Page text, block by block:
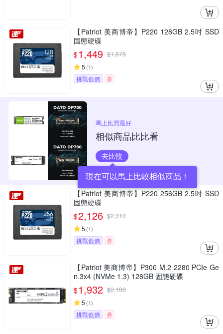
【Patriot 美商博帝】P220 128GB 2.5吋 SSD
固態硬碟
$1,449 $1,575
5 (1)
挑戰低價 券
馬上比買最好
相似商品比比看
去比較
現在可以馬上比較相似商品！
【Patriot 美商博帝】P220 256GB 2.5吋 SSD
固態硬碟
$2,126 $2,310
5 (1)
挑戰低價 券
【Patriot 美商博帝】P300 M.2 2280 PCIe Ge
n.3x4 (NVMe 1.3) 128GB 固態硬碟
$1,932 $2,100
5 (1)
挑戰低價 券